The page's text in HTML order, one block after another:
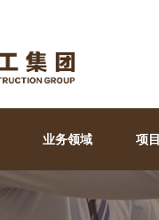
业务领域 项